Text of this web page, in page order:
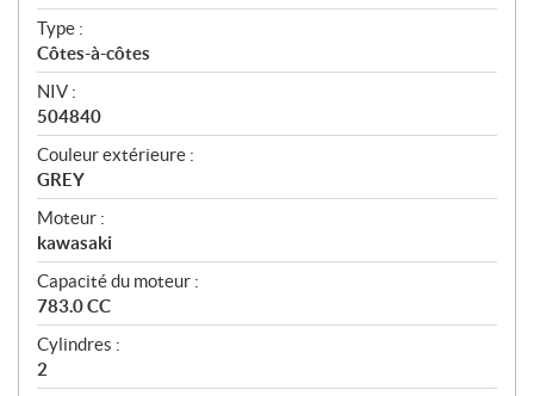
Type :
Côtes-à-côtes
NIV :
504840
Couleur extérieure :
GREY
Moteur :
kawasaki
Capacité du moteur :
783.0 CC
Cylindres :
2